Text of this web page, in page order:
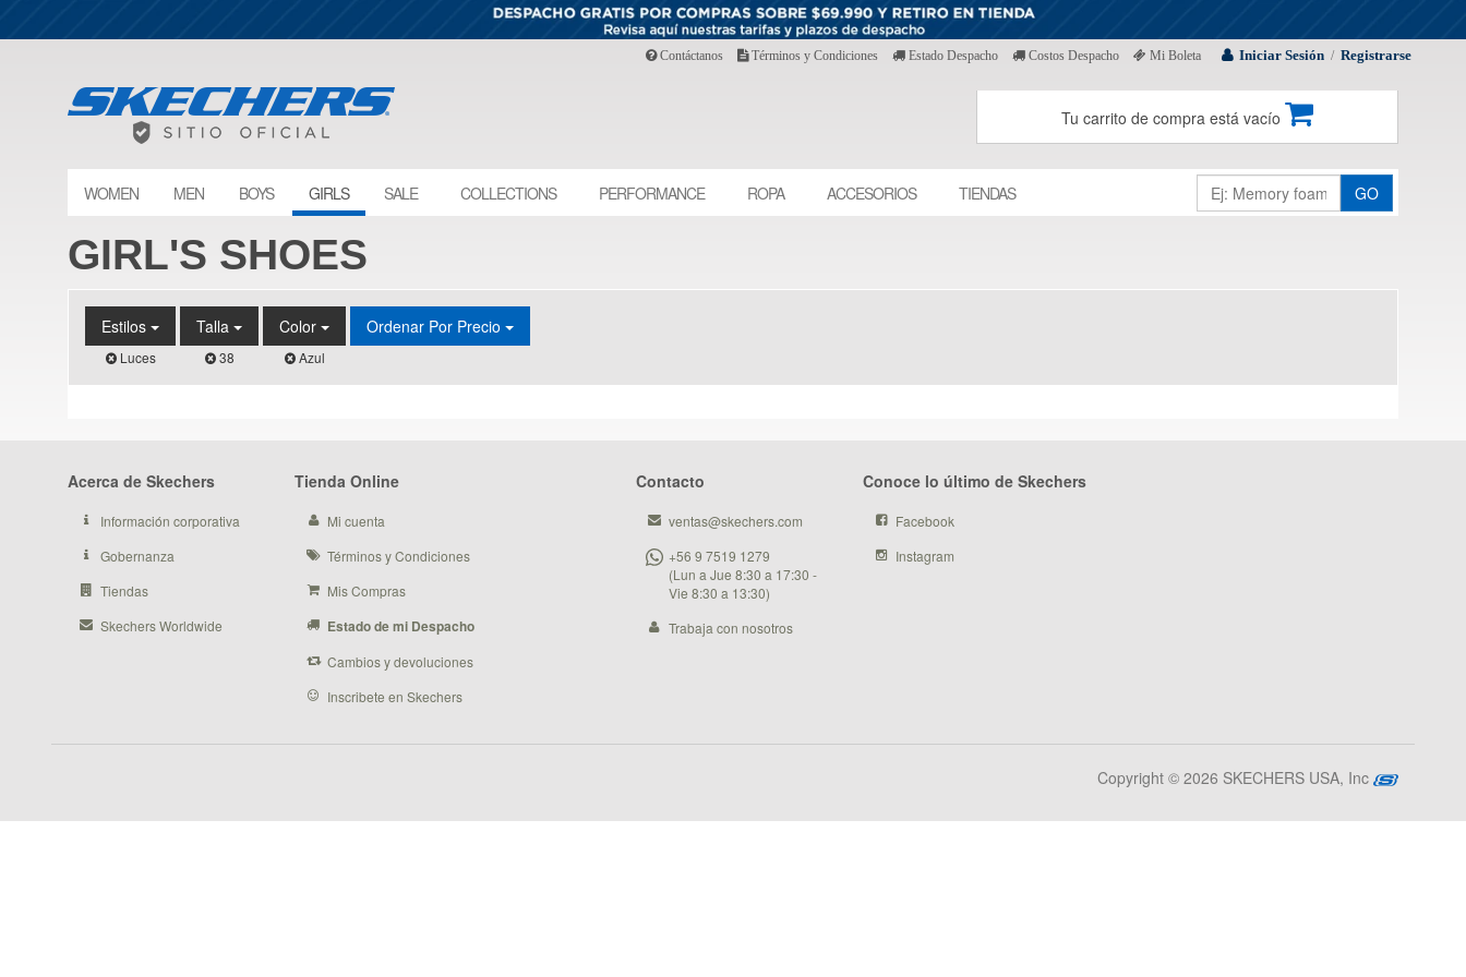
Iniciar Sesión / Registrarse
Contáctanos Términos y Condiciones Estado Despacho Costos Despacho Mi Boleta
Tu carrito de compra está vacío
WOMEN MEN BOYS GIRLS SALE COLLECTIONS PERFORMANCE ROPA ACCESORIOS TIENDAS GO
GIRL'S SHOES
Estilos
Luces
Talla
38
Color
Azul
Ordenar Por Precio
Acerca de Skechers
Información corporativa
Gobernanza
Tiendas
Skechers Worldwide
Tienda Online
Mi cuenta
Términos y Condiciones
Mis Compras
Estado de mi Despacho
Cambios y devoluciones
Inscribete en Skechers
Contacto
ventas@skechers.com
+56 9 7519 1279
(Lun a Jue 8:30 a 17:30 -
Vie 8:30 a 13:30)
Trabaja con nosotros
Conoce lo último de Skechers
Facebook
Instagram
Copyright © 2026 SKECHERS USA, Inc